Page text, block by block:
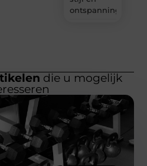
ontspanning?
die u mogelijk